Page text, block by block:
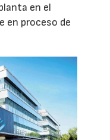
en el
en proceso de